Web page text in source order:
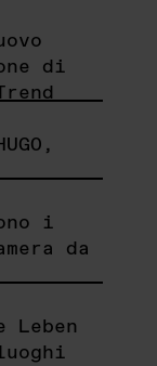
di
i
da
Leben